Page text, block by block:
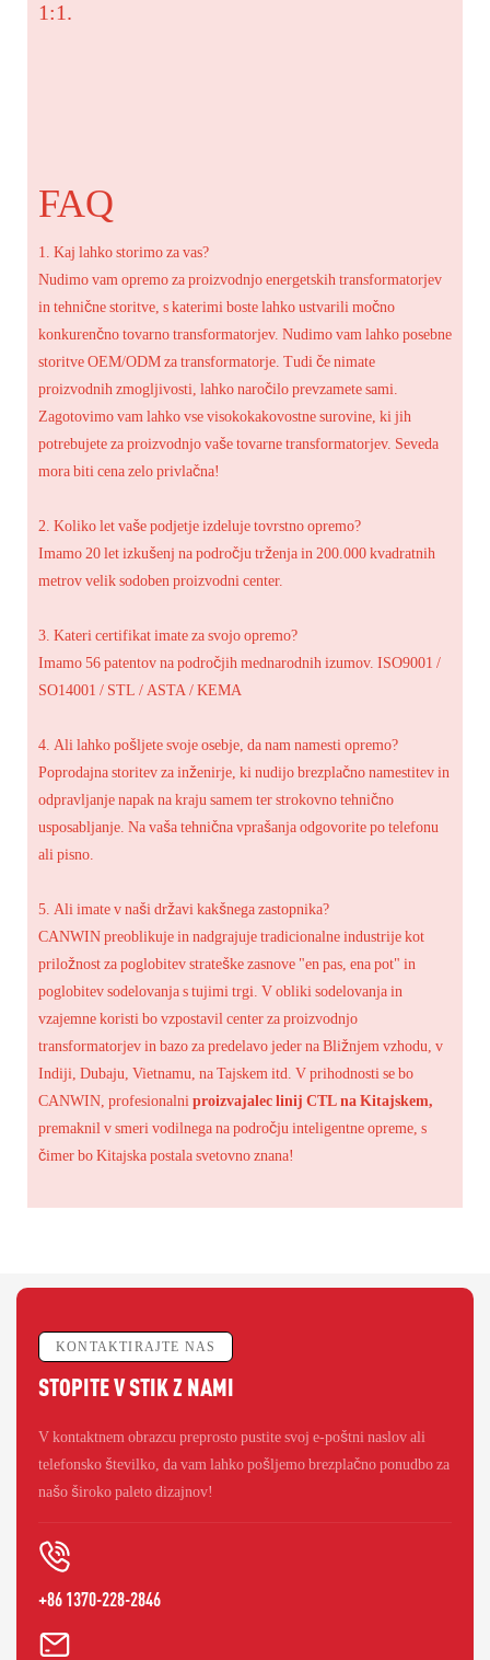
1:1.
FAQ
1. Kaj lahko storimo za vas?
Nudimo vam opremo za proizvodnjo energetskih transformatorjev
in tehnične storitve, s katerimi boste lahko ustvarili močno
konkurenčno tovarno transformatorjev. Nudimo vam lahko posebne
storitve OEM/ODM za transformatorje. Tudi če nimate
proizvodnih zmogljivosti, lahko naročilo prevzamete sami.
Zagotovimo vam lahko vse visokokakovostne surovine, ki jih
potrebujete za proizvodnjo vaše tovarne transformatorjev. Seveda
mora biti cena zelo privlačna!
2. Koliko let vaše podjetje izdeluje tovrstno opremo?
Imamo 20 let izkušenj na področju trženja in 200.000 kvadratnih
metrov velik sodoben proizvodni center.
3. Kateri certifikat imate za svojo opremo?
Imamo 56 patentov na področjih mednarodnih izumov. ISO9001 /
SO14001 / STL / ASTA / KEMA
4. Ali lahko pošljete svoje osebje, da nam namesti opremo?
Poprodajna storitev za inženirje, ki nudijo brezplačno namestitev in
odpravljanje napak na kraju samem ter strokovno tehnično
usposabljanje. Na vaša tehnična vprašanja odgovorite po telefonu
ali pisno.
5. Ali imate v naši državi kakšnega zastopnika?
CANWIN preoblikuje in nadgrajuje tradicionalne industrije kot
priložnost za poglobitev strateške zasnove "en pas, ena pot" in
poglobitev sodelovanja s tujimi trgi. V obliki sodelovanja in
vzajemne koristi bo vzpostavil center za proizvodnjo
transformatorjev in bazo za predelavo jeder na Bližnjem vzhodu, v
Indiji, Dubaju, Vietnamu, na Tajskem itd. V prihodnosti se bo
CANWIN, profesionalni proizvajalec linij CTL na Kitajskem,
premaknil v smeri vodilnega na področju inteligentne opreme, s
čimer bo Kitajska postala svetovno znana!
KONTAKTIRAJTE NAS
STOPITE V STIK Z NAMI
V kontaktnem obrazcu preprosto pustite svoj e-poštni naslov ali
telefonsko številko, da vam lahko pošljemo brezplačno ponudbo za
našo široko paleto dizajnov!
+86 1370-228-2846